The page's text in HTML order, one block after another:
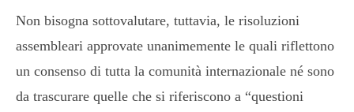
Non bisogna sottovalutare, tuttavia, le risoluzioni
assembleari approvate unanimemente le quali riflettono
un consenso di tutta la comunità internazionale né sono
da trascurare quelle che si riferiscono a “questioni